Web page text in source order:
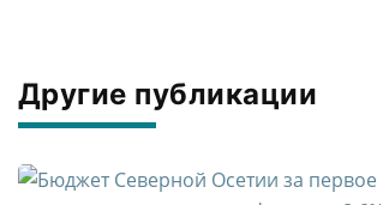
Другие публикации